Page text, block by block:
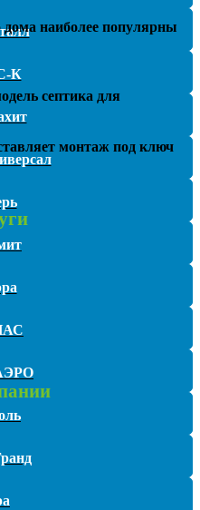
К
дома наиболее популярны
септика для
монтаж под ключ